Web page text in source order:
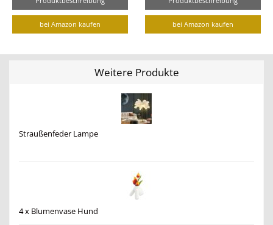
bei Amazon kaufen bei Amazon kaufen
Weitere Produkte
Straußenfeder Lampe
4 x Blumenvase Hund